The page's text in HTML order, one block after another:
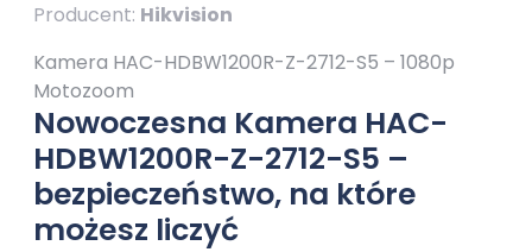
Producent: Hikvision
Kamera HAC-HDBW1200R-Z-2712-S5 – 1080p
Motozoom
Nowoczesna Kamera HAC-
HDBW1200R-Z-2712-S5 –
bezpieczeństwo, na które
możesz liczyć